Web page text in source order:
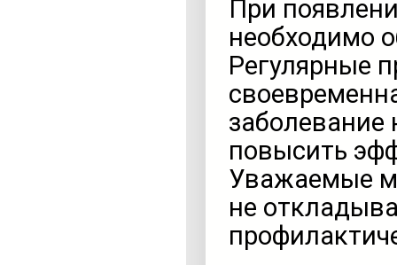
При
необходимо
Регулярные
заболевание
повысить
Уважаемые
не